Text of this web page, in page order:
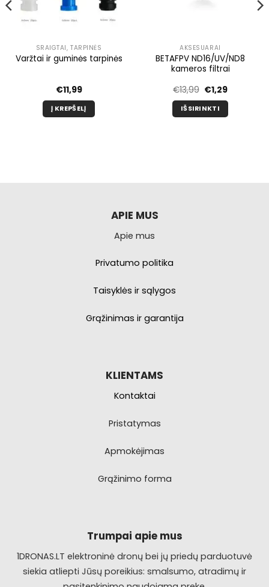
SRAIGTAI, TARPINĖS
Varžtai ir guminės tarpinės
€11,99
Į KREPŠELĮ
AKSESUARAI
BETAFPV ND16/UV/ND8
kameros filtrai
€13,99 Pradinė
kaina
buvo:
€13,99.
€1,29Dabartinė
yra:
€1,29.
IŠSIRINKTI
APIE MUS
Apie mus
Privatumo politika
Taisyklės ir sąlygos
Grąžinimas ir garantija
KLIENTAMS
Kontaktai
Pristatymas
Apmokėjimas
Grąžinimo forma
Trumpai apie mus
1DRONAS.LT elektroninė dronų bei jų priedų parduotuvė
siekia atliepti Jūsų poreikius: smalsumo, atradimų ir